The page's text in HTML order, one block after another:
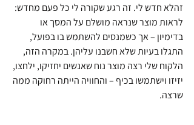
זהלא חדש לי. זה רגע שקורה לי כל פעם מחדש:
לראות מוצר שנראה מושלם על המסך או
בדימיון – אך כשמנסים להשתמש בו בפועל,
התגלו בעיות שלא חשבנו עליהן. במקרה הזה,
הלקוח שלי רצה מוצר נוח שאנשים יחזיקו, ילחצו,
יזיזו וישתמשו בכיף – והחוויה הייתה רחוקה ממה
שרצה.